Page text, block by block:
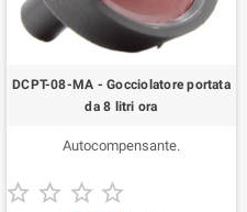
DCPT-08-MA - Gocciolatore portata
da 8 litri ora
Autocompensante.
   